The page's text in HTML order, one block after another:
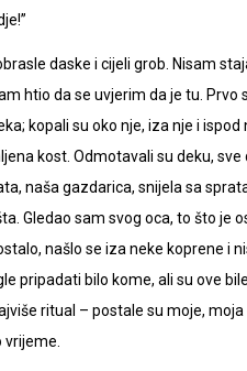
daske i cijeli grob. Nisam
htio da se uvjerim da je tu. Prvo
kopali su oko nje, iza nje i ispod
kost. Odmotavali su deku, sve
naša gazdarica, snijela sa
Gledao sam svog oca, to što je
našlo se iza neke koprene i
pripadati bilo kome, ali su ove
ritual – postale su moje,